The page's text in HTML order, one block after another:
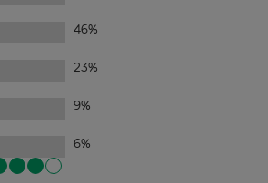
46%
23%
9%
6%